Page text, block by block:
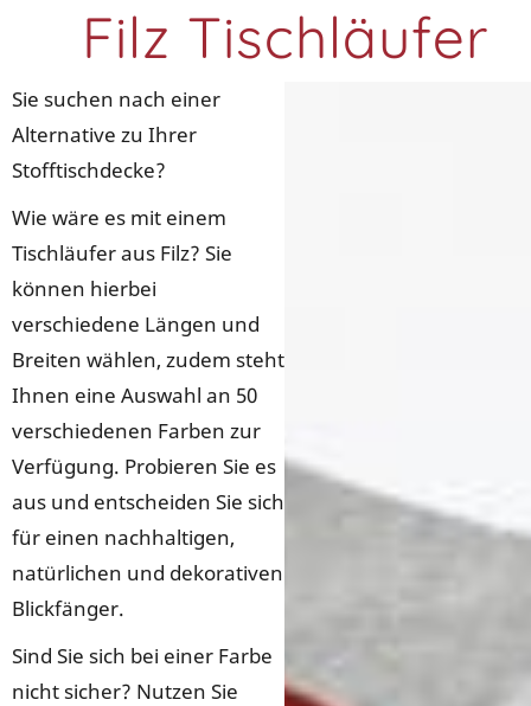
Filz Tischläufer
Sie suchen nach einer
Alternative zu Ihrer
Stofftischdecke?
Wie wäre es mit einem
Tischläufer aus Filz? Sie
können hierbei
verschiedene Längen und
Breiten wählen, zudem steht
Ihnen eine Auswahl an 50
verschiedenen Farben zur
Verfügung. Probieren Sie es
aus und entscheiden Sie sich
für einen nachhaltigen,
natürlichen und dekorativen
Blickfänger.
Sind Sie sich bei einer Farbe
nicht sicher? Nutzen Sie